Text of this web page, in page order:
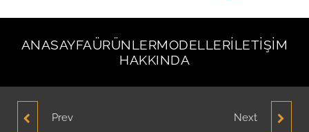
ANASAYFAÜRÜNLERMODELLERİLETIŞIM
HAKKINDA
HYUNDAİ ACCENT
Prev HYUNDAİ GETZ CAM
Next